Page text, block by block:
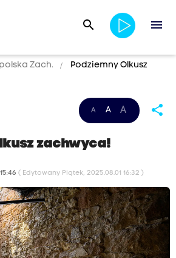
search menu
Zach.
Podziemny Olkusz
A A A share
zachwyca!
( Edytowany Piątek, 2025.08.01 16:32 )